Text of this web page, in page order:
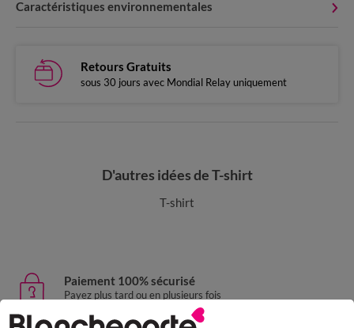
Caractéristiques environnementales
Retours Gratuits
sous 30 jours avec Mondial Relay uniquement
D'autres idées de T-shirt
T-shirt
Paiement 100% sécurisé
Payez plus tard ou en plusieurs fois